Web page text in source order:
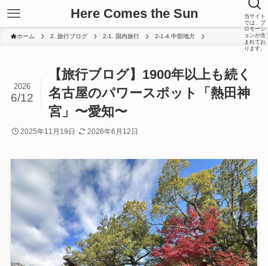
Here Comes the Sun 当サイト
では、プ
ロモーシ
ョンが含
まれてお
ります。
ホーム 2. 旅行ブログ 2-1. 国内旅行 2-1-4.中部地方
【旅行ブログ】1900年以上も続く
名古屋のパワースポット「熱田神
宮」〜愛知〜
2026
6/12
2025年11月19日 2026年6月12日